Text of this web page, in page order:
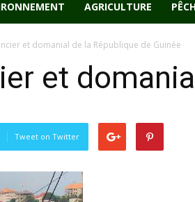
AGRICULTURE
et domanial de la République de Guinée
et
Tweet on Twitter